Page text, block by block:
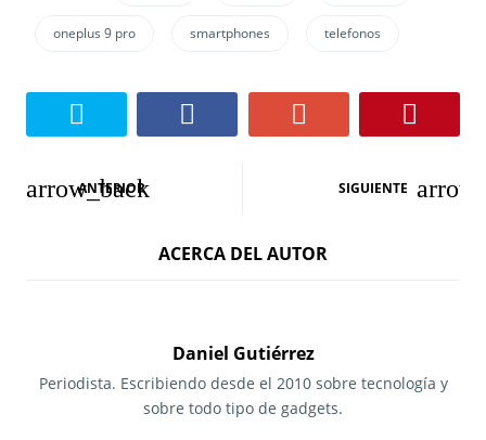
oneplus 9 pro smartphones telefonos
N
a
ANTERIOR SIGUIENTE
ACERCA DEL AUTOR
Daniel Gutiérrez
Periodista. Escribiendo desde el 2010 sobre tecnología y
sobre todo tipo de gadgets.